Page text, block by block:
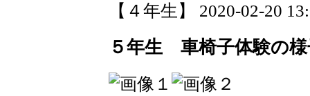
【４年生】 2020-02-20
５年生 車椅子体験の